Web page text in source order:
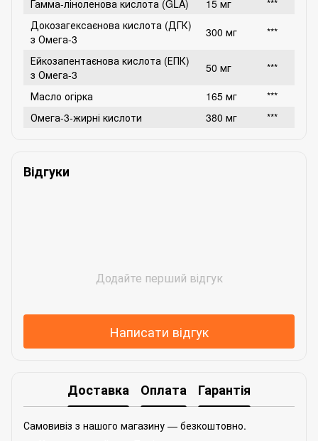
Гамма-ліноленова кислота (GLA) 15 мг
***
Докозагексаєнова кислота (ДГК)
з Омега-3
300 мг
***
Ейкозапентаєнова кислота (ЕПК)
з Омега-3
50 мг
***
Масло огірка
165 мг
***
Омега-3-жирні кислоти
380 мг ***
Відгуки
Додайте перший відгук
Написати відгук
Доставка Оплата Гарантія
Самовивіз з нашого магазину — безкоштовно.